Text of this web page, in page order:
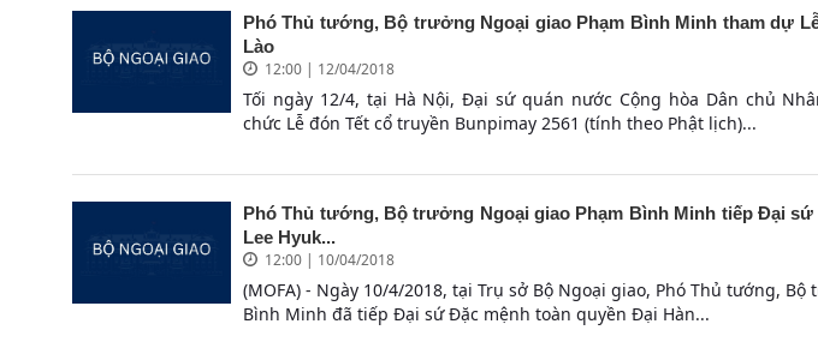
Phó Thủ tướng, Bộ trưởng Ngoại giao Phạm Bình Minh tham dự
Lào
12:00 | 12/04/2018
Tối ngày 12/4, tại Hà Nội, Đại sứ quán nước Cộng hòa Dân chủ
chức Lễ đón Tết cổ truyền Bunpimay 2561 (tính theo Phật lịch)...
Phó Thủ tướng, Bộ trưởng Ngoại giao Phạm Bình Minh tiếp Đại sứ
Lee Hyuk...
12:00 | 10/04/2018
(MOFA) - Ngày 10/4/2018, tại Trụ sở Bộ Ngoại giao, Phó Thủ tướng,
Bình Minh đã tiếp Đại sứ Đặc mệnh toàn quyền Đại Hàn...